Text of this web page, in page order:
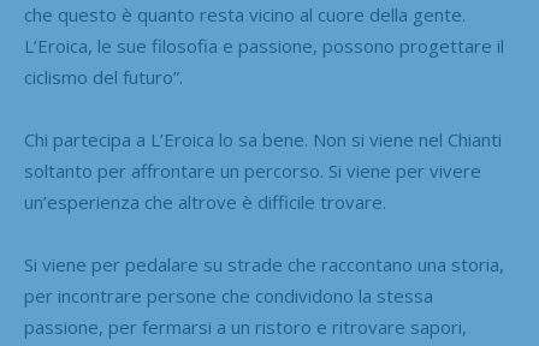
che questo è quanto resta vicino al cuore della gente.
L’Eroica, le sue filosofia e passione, possono progettare il
ciclismo del futuro”.
Chi partecipa a L’Eroica lo sa bene. Non si viene nel Chianti
soltanto per affrontare un percorso. Si viene per vivere
un’esperienza che altrove è difficile trovare.
Si viene per pedalare su strade che raccontano una storia,
per incontrare persone che condividono la stessa
passione, per fermarsi a un ristoro e ritrovare sapori,